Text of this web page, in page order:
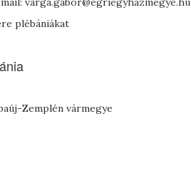
plébániákat
Zemplén vármegye